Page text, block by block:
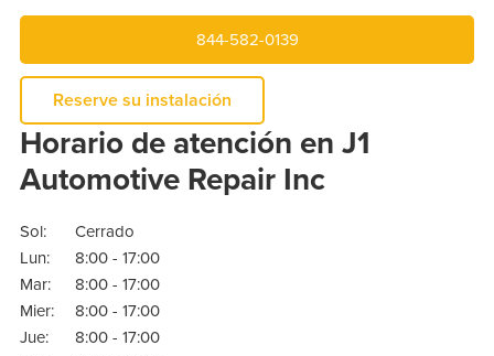
844-582-0139
Reserve su instalación
Horario de atención en J1
Automotive Repair Inc
Sol:
Cerrado
Lun:
8:00 - 17:00
Mar:
8:00 - 17:00
Mier:
8:00 - 17:00
Jue:
8:00 - 17:00